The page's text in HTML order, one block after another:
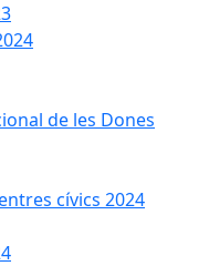
de les Dones
cívics 2024